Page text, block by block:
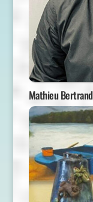
Mathieu Bertrand